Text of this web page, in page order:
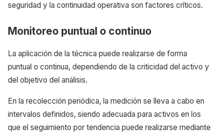
seguridad y la continuidad operativa son factores críticos.
Monitoreo puntual o continuo
La aplicación de la técnica puede realizarse de forma
puntual o continua, dependiendo de la criticidad del activo y
del objetivo del análisis.
En la recolección periódica, la medición se lleva a cabo en
intervalos definidos, siendo adecuada para activos en los
que el seguimiento por tendencia puede realizarse mediante